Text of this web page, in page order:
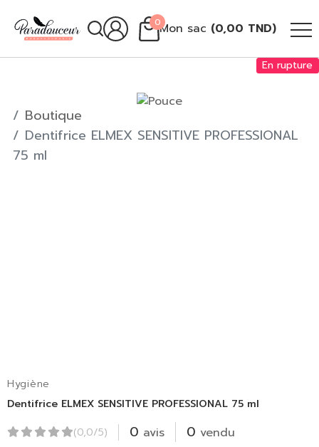
0Mon sac (0,00 TND)
En rupture
Boutique
Dentifrice ELMEX SENSITIVE PROFESSIONAL
75 ml
Hygiène
Dentifrice ELMEX SENSITIVE PROFESSIONAL 75 ml
(0,0/5)
0 avis 0 vendu